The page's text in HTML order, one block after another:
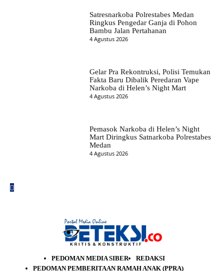
Satresnarkoba Polrestabes Medan
Ringkus Pengedar Ganja di Pohon
Bambu Jalan Pertahanan
4 Agustus 2026
Gelar Pra Rekontruksi, Polisi Temukan
Fakta Baru Dibalik Peredaran Vape
Narkoba di Helen’s Night Mart
4 Agustus 2026
Pemasok Narkoba di Helen’s Night
Mart Diringkus Satnarkoba Polrestabes
Medan
4 Agustus 2026
PEDOMAN MEDIA SIBER
REDAKSI
PEDOMAN PEMBERITAAN RAMAH ANAK (PPRA)